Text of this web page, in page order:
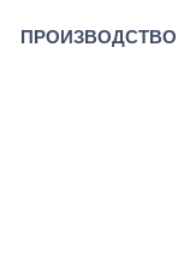
ПРОИЗВОДСТВО